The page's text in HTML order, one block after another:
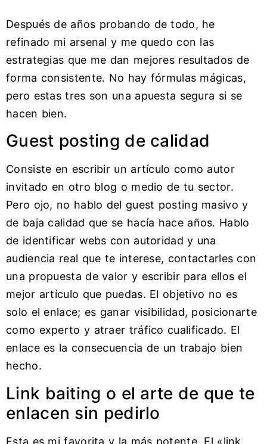
Después de años probando de todo, he
refinado mi arsenal y me quedo con las
estrategias que me dan mejores resultados de
forma consistente. No hay fórmulas mágicas,
pero estas tres son una apuesta segura si se
hacen bien.
Guest posting de calidad
Consiste en escribir un artículo como autor
invitado en otro blog o medio de tu sector.
Pero ojo, no hablo del guest posting masivo y
de baja calidad que se hacía hace años. Hablo
de identificar webs con autoridad y una
audiencia real que te interese, contactarles con
una propuesta de valor y escribir para ellos el
mejor artículo que puedas. El objetivo no es
solo el enlace; es ganar visibilidad, posicionarte
como experto y atraer tráfico cualificado. El
enlace es la consecuencia de un trabajo bien
hecho.
Link baiting o el arte de que te
enlacen sin pedirlo
Esta es mi favorita y la más potente. El «link